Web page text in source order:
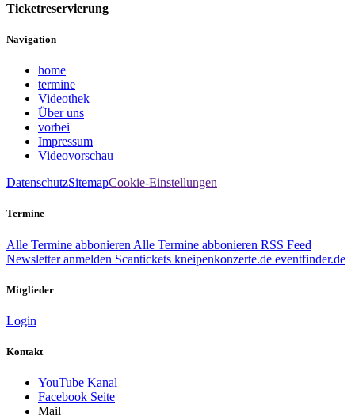
Ticketreservierung
Navigation
home
termine
Videothek
Über uns
vorbei
Impressum
Videovorschau
DatenschutzSitemapCookie-Einstellungen
Termine
Alle Termine abbonieren Alle Termine abbonieren RSS Feed
Newsletter anmelden Scantickets kneipenkonzerte.de eventfinder.de
Mitglieder
Login
Kontakt
YouTube Kanal
Facebook Seite
Mail